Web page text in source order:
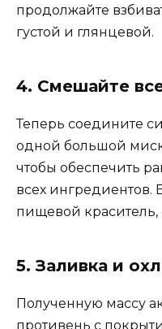
продолжайте
густой и глянцевой.
4. Смешайте
Теперь соедините
одной большой
чтобы обеспечить
всех ингредиентов.
пищевой краситель,
5. Заливка и
Полученную массу
противень с